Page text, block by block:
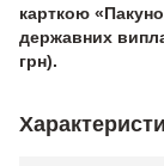
карткою
державних
грн).